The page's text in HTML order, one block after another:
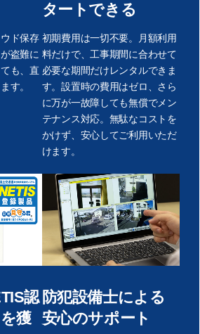
ド保存
盗難に
も、直
す。
タートできる
初期費用は一切不要。月額利用
料だけで、工事期間に合わせて
必要な期間だけレンタルできま
す。設置時の費用はゼロ、さら
に万が一故障しても無償でメン
テナンス対応。無駄なコストを
かけず、安心してご利用いただ
けます。
認
獲
防犯設備士による
安心のサポート